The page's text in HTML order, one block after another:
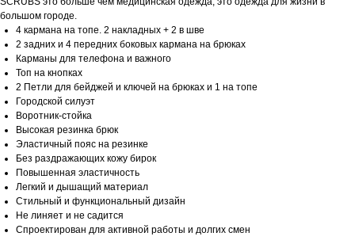
большом городе.
4 кармана на топе. 2 накладных + 2 в шве
2 задних и 4 передних боковых кармана на брюках
Карманы для телефона и важного
Топ на кнопках
2 Петли для бейджей и ключей на брюках и 1 на топе
Городской силуэт
Воротник-стойка
Высокая резинка брюк
Эластичный пояс на резинке
Без раздражающих кожу бирок
Повышенная эластичность
Легкий и дышащий материал
Стильный и функциональный дизайн
Не линяет и не садится
Спроектирован для активной работы и долгих смен